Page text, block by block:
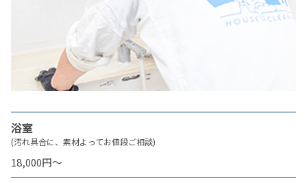
浴室
(汚れ具合に、素材よってお値段ご相談)
18,000円〜